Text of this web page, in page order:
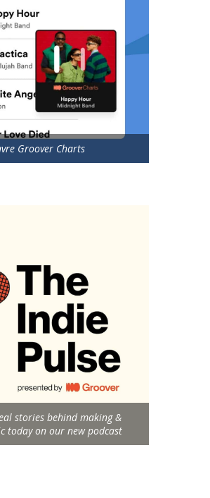
Groover Charts
stories behind making &
today on our new podcast